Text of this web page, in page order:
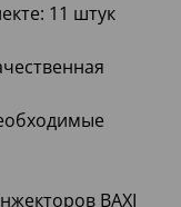
11 штук
BAXI